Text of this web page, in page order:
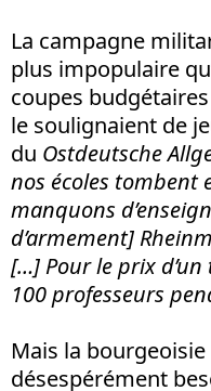
La campagne
plus impopulaire
coupes
le soulignaient de
du Ostdeutsche
nos écoles tombent
manquons
d’armement]
[…] Pour le prix
100 professeurs
Mais la
désespérément